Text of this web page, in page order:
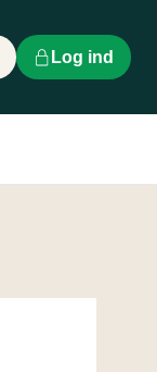
Log ind